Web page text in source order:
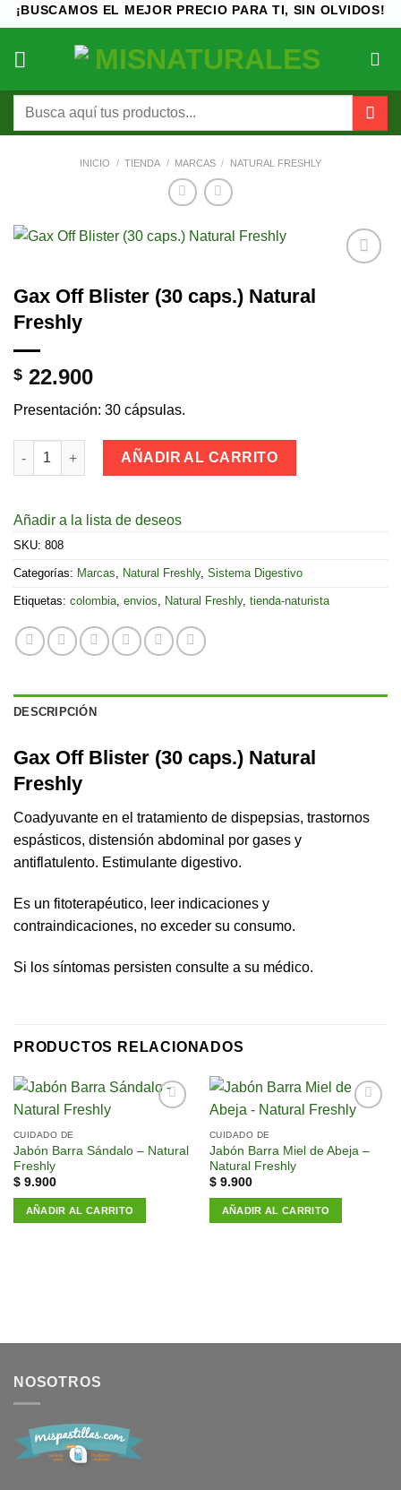
Saltar
al
contenido
¡BUSCAMOS EL MEJOR PRECIO PARA TI, SIN OLVIDOS!
Buscar
INICIO / TIENDA / MARCAS / NATURAL FRESHLY
Gax Off Blister (30 caps.) Natural
Freshly
$ 22.900
Presentación: 30 cápsulas.
Gax Off Blister (30 caps.) Natural Freshly cantidad
AÑADIR AL CARRITO
Añadir a la lista de deseos
SKU: 808
Categorías: Marcas, Natural Freshly, Sistema Digestivo
Etiquetas: colombia, envios, Natural Freshly, tienda-naturista
DESCRIPCIÓN
Gax Off Blister (30 caps.) Natural
Freshly
Coadyuvante en el tratamiento de dispepsias, trastornos
espásticos, distensión abdominal por gases y
antiflatulento. Estimulante digestivo.
Es un fitoterapéutico, leer indicaciones y
contraindicaciones, no exceder su consumo.
Si los síntomas persisten consulte a su médico.
PRODUCTOS RELACIONADOS
lista de
deseos
CUIDADO DE
Jabón Barra Sándalo – Natural
Freshly
$9.900
AÑADIR AL CARRITO
Añadir
lista de
deseos
CUIDADO DE
Jabón Barra Miel de Abeja –
Natural Freshly
$9.900
AÑADIR AL CARRITO
NOSOTROS